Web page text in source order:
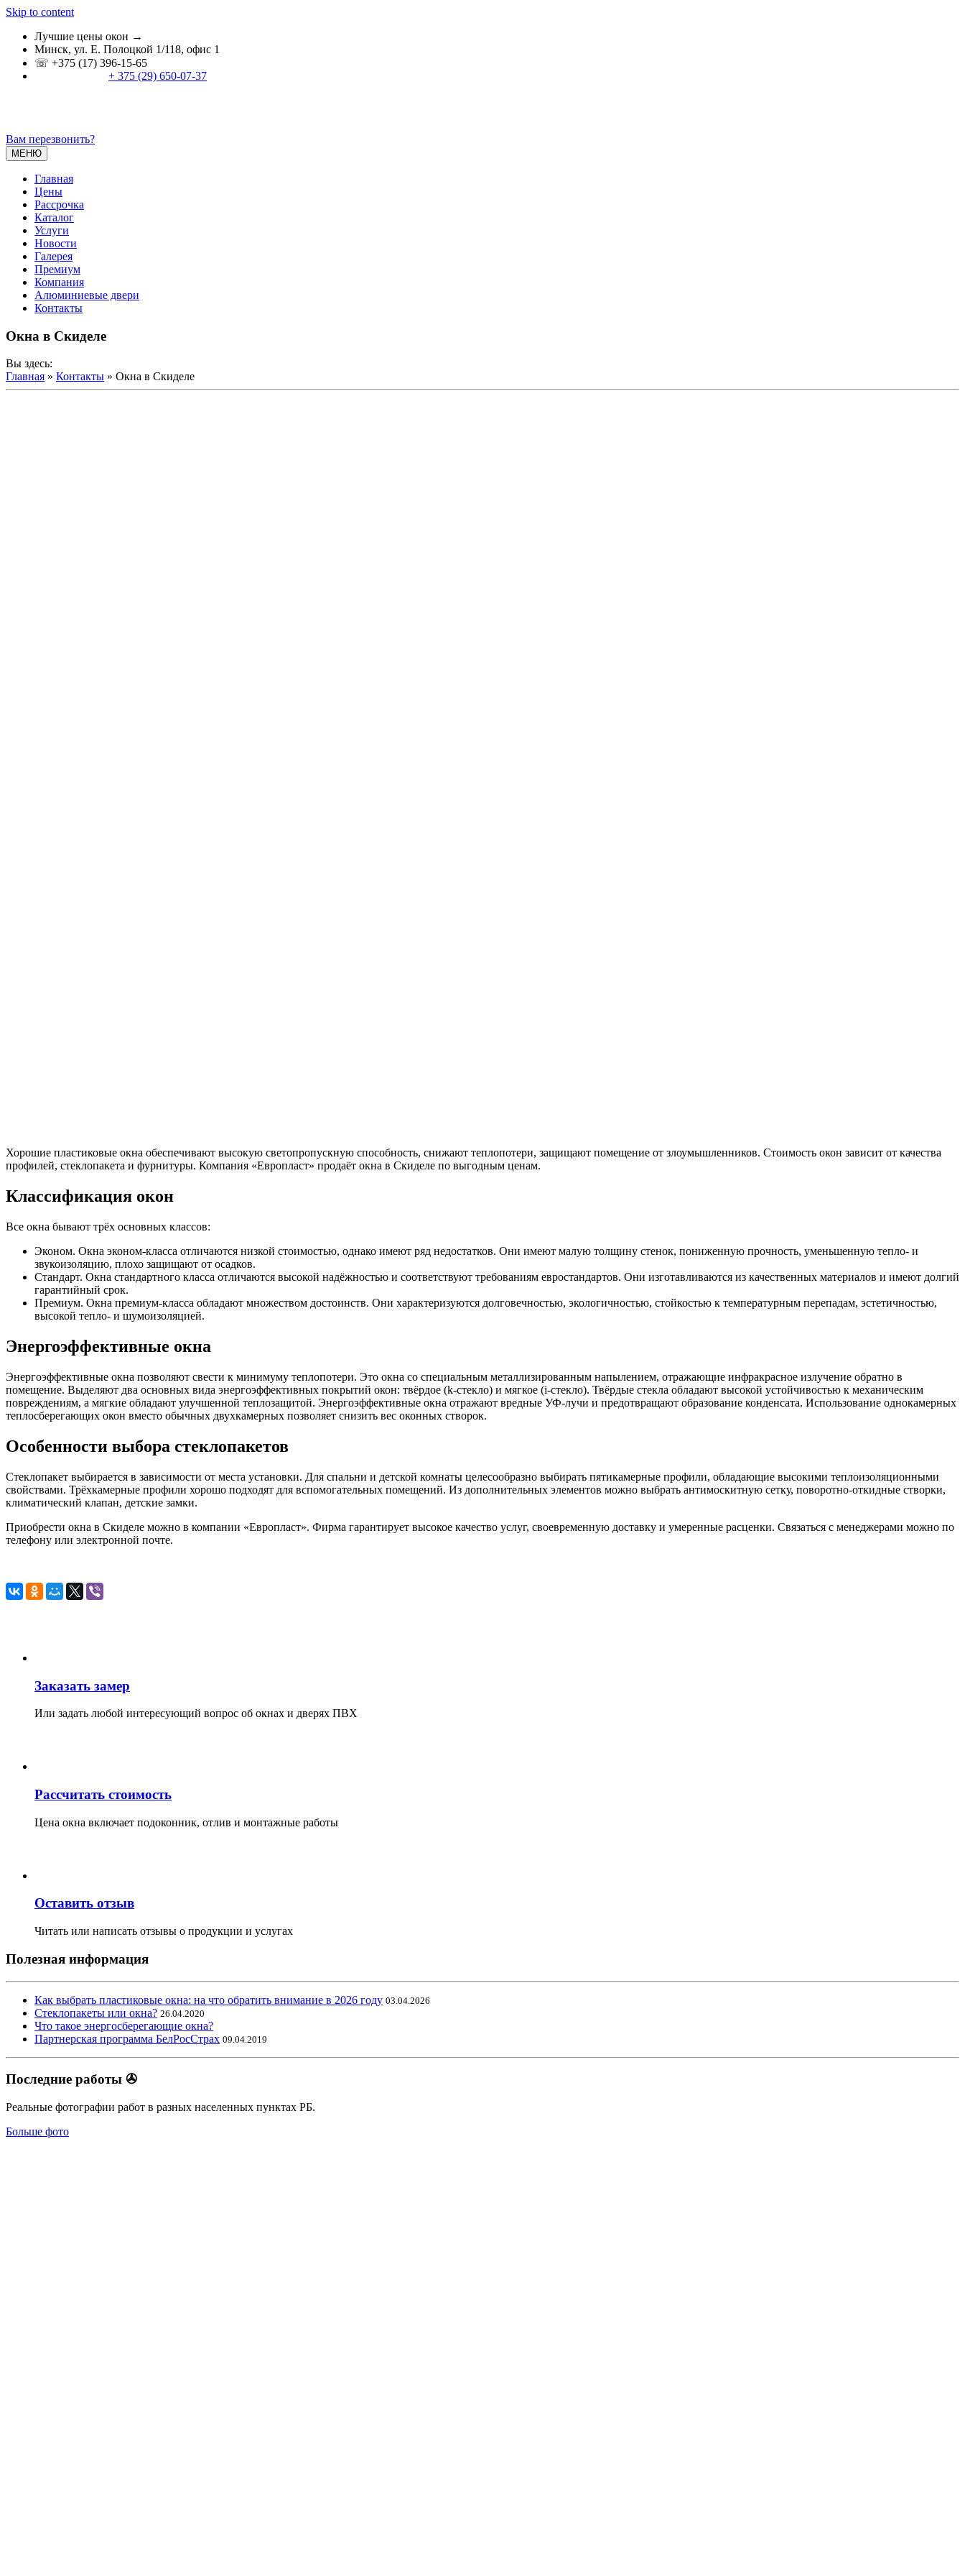
Skip to content
Лучшие цены окон →
Минск, ул. Е. Полоцкой 1/118, офис 1
☏ +375 (17) 396-15-65
+ 375 (29) 650-07-37
Вам перезвонить?
МЕНЮ
Главная
Цены
Расcрочка
Каталог
Услуги
Новости
Галерея
Премиум
Компания
Алюминиевые двери
Контакты
Окна в Скиделе
Вы здесь:
Главная » Контакты » Окна в Скиделе
Хорошие пластиковые окна обеспечивают высокую светопропускную способность, снижают теплопотери, защищают помещение от злоумышленников. Стоимость окон зависит от качества
профилей, стеклопакета и фурнитуры. Компания «Европласт» продаёт окна в Скиделе по выгодным ценам.
Классификация окон
Все окна бывают трёх основных классов:
Эконом. Окна эконом-класса отличаются низкой стоимостью, однако имеют ряд недостатков. Они имеют малую толщину стенок, пониженную прочность, уменьшенную тепло- и
звукоизоляцию, плохо защищают от осадков.
Стандарт. Окна стандартного класса отличаются высокой надёжностью и соответствуют требованиям евростандартов. Они изготавливаются из качественных материалов и имеют долгий
гарантийный срок.
Премиум. Окна премиум-класса обладают множеством достоинств. Они характеризуются долговечностью, экологичностью, стойкостью к температурным перепадам, эстетичностью,
высокой тепло- и шумоизоляцией.
Энергоэффективные окна
Энергоэффективные окна позволяют свести к минимуму теплопотери. Это окна со специальным металлизированным напылением, отражающие инфракрасное излучение обратно в
помещение. Выделяют два основных вида энергоэффективных покрытий окон: твёрдое (k-стекло) и мягкое (i-стекло). Твёрдые стекла обладают высокой устойчивостью к механическим
повреждениям, а мягкие обладают улучшенной теплозащитой. Энергоэффективные окна отражают вредные УФ-лучи и предотвращают образование конденсата. Использование однокамерных
теплосберегающих окон вместо обычных двухкамерных позволяет снизить вес оконных створок.
Особенности выбора стеклопакетов
Стеклопакет выбирается в зависимости от места установки. Для спальни и детской комнаты целесообразно выбирать пятикамерные профили, обладающие высокими теплоизоляционными
свойствами. Трёхкамерные профили хорошо подходят для вспомогательных помещений. Из дополнительных элементов можно выбрать антимоскитную сетку, поворотно-откидные створки,
климатический клапан, детские замки.
Приобрести окна в Скиделе можно в компании «Европласт». Фирма гарантирует высокое качество услуг, своевременную доставку и умеренные расценки. Связаться с менеджерами можно по
телефону или электронной почте.
Заказать замер
Или задать любой интересующий вопрос об окнах и дверях ПВХ
Рассчитать стоимость
Цена окна включает подоконник, отлив и монтажные работы
Оставить отзыв
Читать или написать отзывы о продукции и услугах
Полезная информация
Как выбрать пластиковые окна: на что обратить внимание в 2026 году 03.04.2026
Стеклопакеты или окна? 26.04.2020
Что такое энергосберегающие окна?
Партнерская программа БелРосСтрах 09.04.2019
Последние работы ✇
Реальные фотографии работ в разных населенных пунктах РБ.
Больше фото